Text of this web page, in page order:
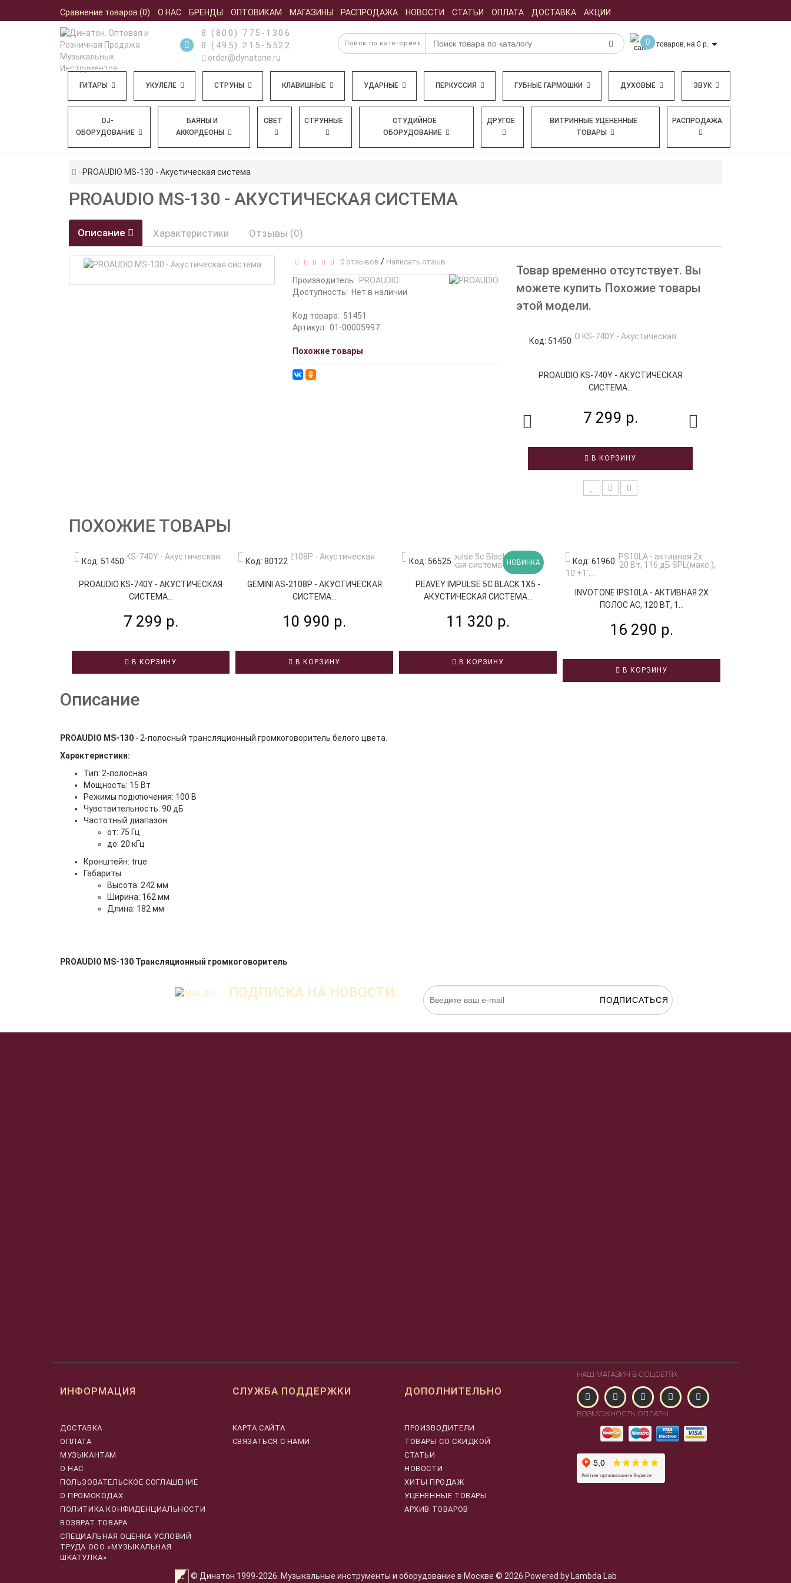
Сравнение товаров (0) О НАС БРЕНДЫ ОПТОВИКАМ МАГАЗИНЫ РАСПРОДАЖА НОВОСТИ СТАТЬИ ОПЛАТА ДОСТАВКА АКЦИИ
8 (800) 775-1306
8 (495) 215-5522
order@dynatone.ru
0 товаров, на 0 р.
ГИТАРЫ УКУЛЕЛЕ СТРУНЫ КЛАВИШНЫЕ УДАРНЫЕ ПЕРКУССИЯ ГУБНЫЕ ГАРМОШКИ ДУХОВЫЕ ЗВУК
DJ-
ОБОРУДОВАНИЕ
БАЯНЫ И
АККОРДЕОНЫ
СВЕТ СТРУННЫЕ
СТУДИЙНОЕ
ОБОРУДОВАНИЕ
ДРУГОЕ
ВИТРИННЫЕ УЦЕНЕННЫЕ
ТОВАРЫ
РАСПРОДАЖА
PROAUDIO MS-130 - Акустическая система
PROAUDIO MS-130 - АКУСТИЧЕСКАЯ СИСТЕМА
Описание Характеристики Отзывы (0)
0 отзывов / Написать отзыв
Производитель: PROAUDIO
Доступность: Нет в наличии
Код товара: 51451
Артикул: 01-00005997
Похожие товары
Товар временно отсутствует. Вы
можете купить Похожие товары
этой модели.
Код: 51450
PROAUDIO KS-740Y - АКУСТИЧЕСКАЯ
СИСТЕМА...
7 299 р.
В КОРЗИНУ
ПОХОЖИЕ ТОВАРЫ
Код: 51450
PROAUDIO KS-740Y - АКУСТИЧЕСКАЯ
СИСТЕМА...
7 299 р.
В КОРЗИНУ
Код: 80122
GEMINI AS-2108P - АКУСТИЧЕСКАЯ
СИСТЕМА...
10 990 р.
В КОРЗИНУ
Код: 56525 НОВИНКА
PEAVEY IMPULSE 5C BLACK 1X5 -
АКУСТИЧЕСКАЯ СИСТЕМА...
11 320 р.
В КОРЗИНУ
Код: 61960
INVOTONE IPS10LA - АКТИВНАЯ 2Х
ПОЛОС АС, 120 ВТ, 1...
16 290 р.
В КОРЗИНУ
Описание
PROAUDIO MS-130 - 2-полосный трансляционный громкоговоритель белого цвета.
Характеристики:
Тип: 2-полосная
Мощность: 15 Вт
Режимы подключения: 100 В
Чувствительность: 90 дБ
Частотный диапазон
от: 75 Гц
до: 20 кГц
Кронштейн: true
Габариты
Высота: 242 мм
Ширина: 162 мм
Длина: 182 мм
PROAUDIO MS-130 Трансляционный громкоговоритель
ПОДПИСКА НА НОВОСТИ: ПОДПИСАТЬСЯ
ИНФОРМАЦИЯ
ДОСТАВКА
ОПЛАТА
МУЗЫКАНТАМ
О НАС
ПОЛЬЗОВАТЕЛЬСКОЕ СОГЛАШЕНИЕ
О ПРОМОКОДАХ
ПОЛИТИКА КОНФИДЕНЦИАЛЬНОСТИ
ВОЗВРАТ ТОВАРА
CПЕЦИАЛЬНАЯ ОЦЕНКА УСЛОВИЙ
ТРУДА ООО «МУЗЫКАЛЬНАЯ
ШКАТУЛКА»
СЛУЖБА ПОДДЕРЖКИ
КАРТА САЙТА
СВЯЗАТЬСЯ С НАМИ
ДОПОЛНИТЕЛЬНО
ПРОИЗВОДИТЕЛИ
ТОВАРЫ СО СКИДКОЙ
СТАТЬИ
НОВОСТИ
ХИТЫ ПРОДАЖ
УЦЕНЕННЫЕ ТОВАРЫ
АРХИВ ТОВАРОВ
НАШ МАГАЗИН В СОЦСЕТЯХ
ВОЗМОЖНОСТЬ ОПЛАТЫ
© Динатон 1999-2026. Музыкальные инструменты и оборудование в Москве © 2026 Powered by Lambda Lab